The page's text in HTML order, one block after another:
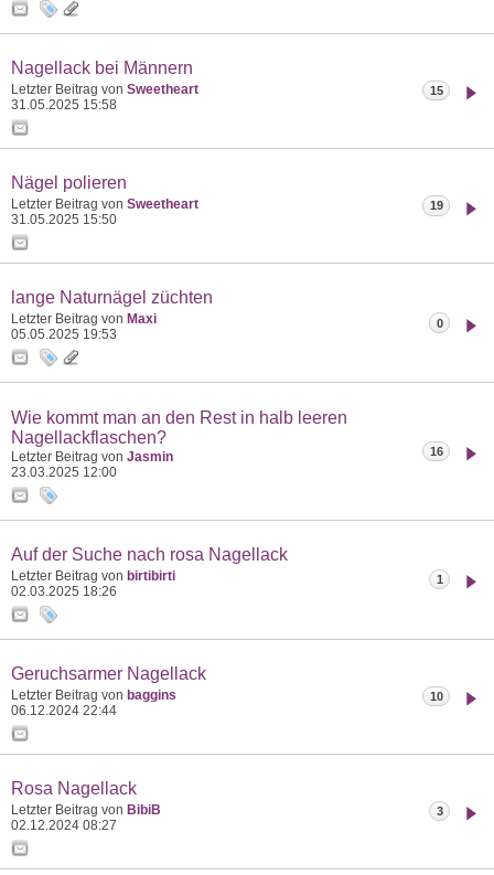
Nagellack bei Männern
Letzter Beitrag von Sweetheart
31.05.2025 15:58
15
Nägel polieren
Letzter Beitrag von Sweetheart
31.05.2025 15:50
19
lange Naturnägel züchten
Letzter Beitrag von Maxi
05.05.2025 19:53
0
Wie kommt man an den Rest in halb leeren
Nagellackflaschen?
Letzter Beitrag von Jasmin
23.03.2025 12:00
16
Auf der Suche nach rosa Nagellack
Letzter Beitrag von birtibirti
02.03.2025 18:26
1
Geruchsarmer Nagellack
Letzter Beitrag von baggins
06.12.2024 22:44
10
Rosa Nagellack
Letzter Beitrag von BibiB
02.12.2024 08:27
3